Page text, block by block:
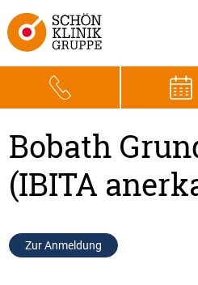
Bobath
(IBITA
Zur Anmeldung